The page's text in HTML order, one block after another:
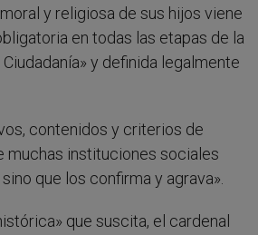
y religiosa de sus hijos viene
en todas las etapas de la
y definida legalmente
contenidos y criterios de
muchas instituciones sociales
que los confirma y agrava».
que suscita, el cardenal